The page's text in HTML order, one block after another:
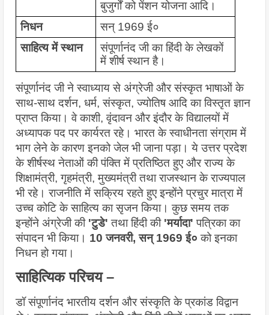
बुजुर्गों को पेंशन योजना आदि।
निधन
सन् 1969 ई०
साहित्य में स्थान
संपूर्णानंद जी का हिंदी के लेखकों
में शीर्ष स्थान है।
संपूर्णानंद जी ने स्वाध्याय से अंग्रेजी और संस्कृत भाषाओं के
साथ-साथ दर्शन, धर्म, संस्कृत, ज्योतिष आदि का विस्तृत ज्ञान
प्राप्त किया। वे काशी, वृंदावन और इंदौर के विद्यालयों में
अध्यापक पद पर कार्यरत रहे। भारत के स्वाधीनता संग्राम में
भाग लेने के कारण इनको जेल भी जाना पड़ा। ये उत्तर प्रदेश
के शीर्षस्थ नेताओं की पंक्ति में प्रतिष्ठित हुए और राज्य के
शिक्षामंत्री, गृहमंत्री, मुख्यमंत्री तथा राजस्थान के राज्यपाल
भी रहे। राजनीति में सक्रिय रहते हुए इन्होंने प्रचुर मात्रा में
उच्च कोटि के साहित्य का सृजन किया। कुछ समय तक
इन्होंने अंग्रेजी की 'टुडे' तथा हिंदी की 'मर्यादा' पत्रिका का
संपादन भी किया। 10 जनवरी, सन् 1969 ई० को इनका
निधन हो गया।
साहित्यिक परिचय –
डॉ संपूर्णानंद भारतीय दर्शन और संस्कृति के प्रकांड विद्वान